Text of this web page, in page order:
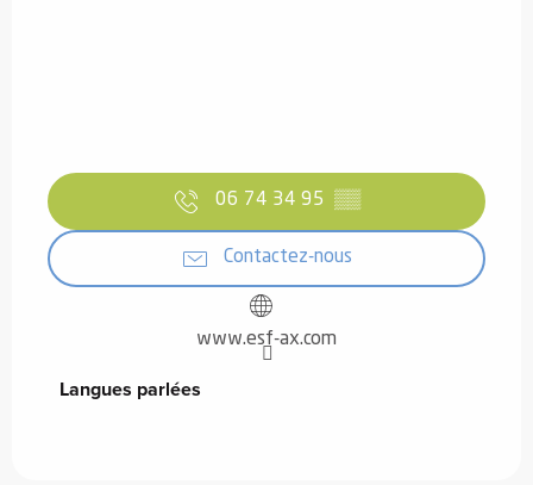
06 74 34 95 ▒▒
Contactez-nous
www.esf-ax.com
Langues parlées
Langues parlées